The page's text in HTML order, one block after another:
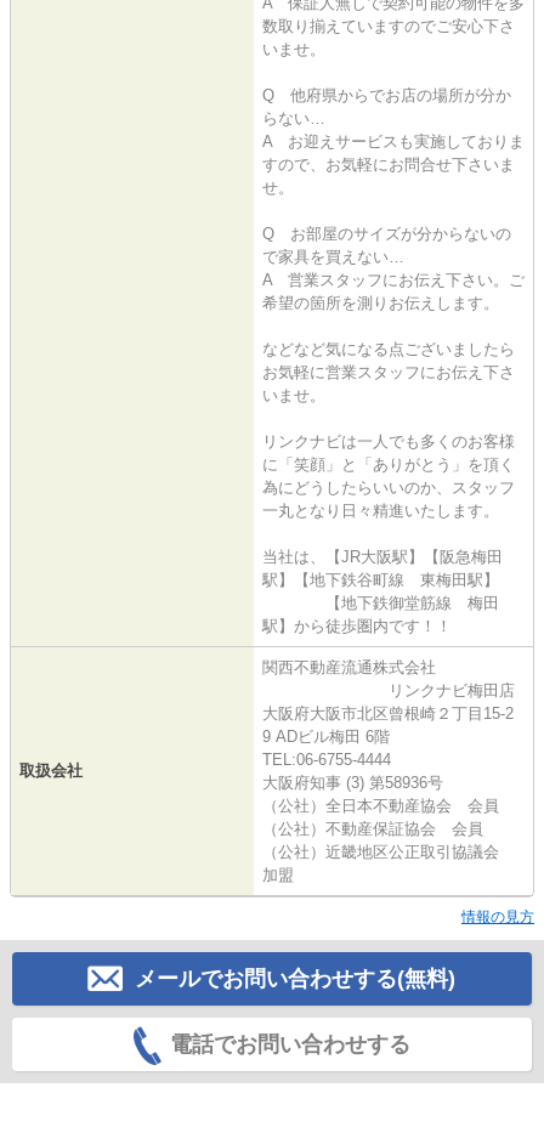
数取り揃えていますのでご安心下さ
いませ。
Q 他府県からでお店の場所が分か
らない…
A お迎えサービスも実施しておりま
すので、お気軽にお問合せ下さいま
せ。
Q お部屋のサイズが分からないの
で家具を買えない…
A 営業スタッフにお伝え下さい。ご
希望の箇所を測りお伝えします。
などなど気になる点ございましたら
お気軽に営業スタッフにお伝え下さ
いませ。
リンクナビは一人でも多くのお客様
に「笑顔」と「ありがとう」を頂く
為にどうしたらいいのか、スタッフ
一丸となり日々精進いたします。
当社は、【JR大阪駅】【阪急梅田
駅】【地下鉄谷町線 東梅田駅】
【地下鉄御堂筋線 梅田
駅】から徒歩圏内です！！
取扱会社
関西不動産流通株式会社
リンクナビ梅田店
大阪府大阪市北区曾根崎２丁目15-2
9 ADビル梅田 6階
TEL:06-6755-4444
大阪府知事 (3) 第58936号
（公社）全日本不動産協会 会員
（公社）不動産保証協会 会員
（公社）近畿地区公正取引協議会
加盟
情報の見方
メールでお問い合わせする(無料)
電話でお問い合わせする